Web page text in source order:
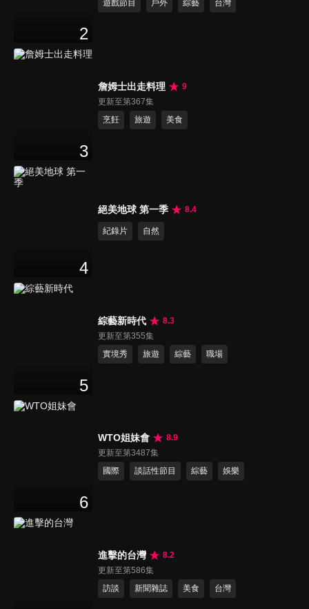
2
遊戲節目
戶外 綜藝 台灣
3
詹姆士出走料理
9
更新至第367集
烹飪
旅遊 美食
4
絕美地球 第一季 8.4
紀錄片 自然
5
綜藝新時代
8.3
更新至第355集
實境秀
旅遊 綜藝 職場
6
WTO姐妹會
8.9
更新至第3487集
國際
談話性節目 綜藝 娛樂
進擊的台灣
8.2
更新至第586集
訪談
新聞雜誌 美食 台灣